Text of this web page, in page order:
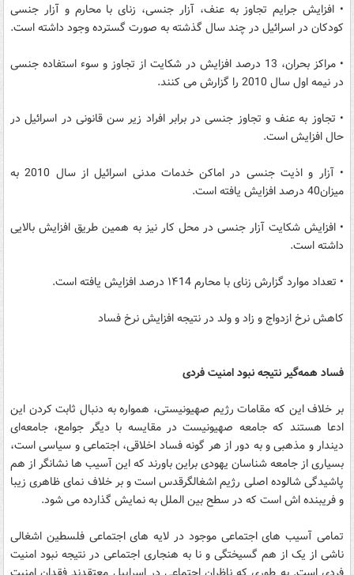
• افزایش جرایم تجاوز به عنف، آزار جنسی، زنای با محارم و آزار جنسی
کودکان در اسرائیل در چند سال گذشته به صورت گسترده وجود داشته است.
• مراکز بحران، 13 درصد افزایش در شکایت از تجاوز و سوء استفاده جنسی
در نیمه اول سال 2010 را گزارش می کنند.
• تجاوز به عنف و تجاوز جنسی در برابر افراد زیر سن قانونی در اسرائیل در
حال افزایش است.
• آزار و اذیت جنسی در اماکن خدمات مدنی اسرائیل از سال 2010 به
میزان40 درصد افزایش یافته است.
• افزایش شکایت آزار جنسی در محل کار نیز به همین طریق افزایش بالایی
داشته است.
• تعداد موارد گزارش زنای با محارم ۱۴14 درصد افزایش یافته است.
کاهش نرخ ازدواج و زاد و ولد در نتیجه افزایش نرخ فساد
فساد همه‌گیر نتیجه نبود امنیت فردی
بر خلاف این که مقامات رژیم صهیونیستی، همواره به دنبال ثابت کردن این
ادعا هستند که جامعه صهیونیست در مقایسه با دیگر جوامع، جامعه‌ای
دیندار و مذهبی و به دور از هر گونه فساد اخلاقی، اجتماعی و سیاسی است،
بسیاری از جامعه شناسان یهودی براین باورند که این آسیب ها نشانگر از هم
پاشیدگی شالوده اصلی رژیم اشغالگرقدس است و بر خلاف نمای ظاهری زیبا
و فریبنده اش است که در سطح بین الملل به نمایش گذارده می شود.
تمامی آسیب های اجتماعی موجود در لایه های اجتماعی فلسطین اشغالی
ناشی از یک از هم گسیختگی و نا به هنجاری اجتماعی در نتیجه نبود امنیت